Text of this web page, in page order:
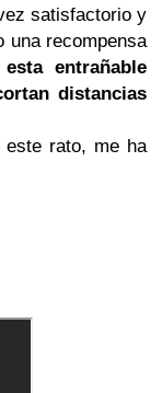
satisfactorio y
una recompensa
entrañable
distancias
rato, me ha